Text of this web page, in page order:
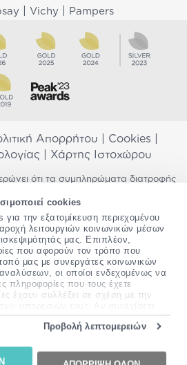
cookies
την εξατομίκευση περιεχομένου
λειτουργιών κοινωνικών μέσων
μας. Επιπλέον,
που αφορούν τον τρόπο που
μας με συνεργάτες κοινωνικών
οι οποίοι ενδεχομένως να
πληροφορίες που τους έχετε
έχουν συλλέξει σε σχέση με την
Προβολή λεπτομερειών
Vichy Pampers
Απορρήτου Cookies
| Χάρτης Ιστοχώρου
ότι τα συμπληρώματα διατροφής
αγωγή ή θεραπεία ανθρώπινης
τον γιατρό σας εάν είστε έγκυος,
παράλληλα φαρμακευτική αγωγή ή
υγείας πριν χρησιμοποιήσετε
διατροφής. Προσπαθούμε διαρκώς να
έγκυρες πληροφορίες. Σε περίπτωση
ή παρατήρηση σχετικά με αυτές,
επικοινωνήστε μαζί μας.
2026 - All rights Reserved •
by